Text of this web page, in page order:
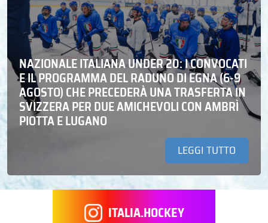
NAZIONALE ITALIANA UNDER 20: I CONVOCATI
E IL PROGRAMMA DEL RADUNO DI EGNA (6-9
AGOSTO) CHE PRECEDERÀ UNA TRASFERTA IN
SVIZZERA PER DUE AMICHEVOLI CON AMBRÌ
PIOTTA E LUGANO
LEGGI TUTTO
ITALIA.HOCKEY